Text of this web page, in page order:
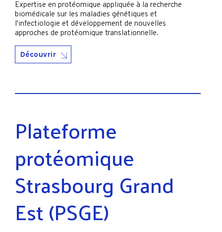
Expertise en protéomique appliquée à la recherche
biomédicale sur les maladies génétiques et
l'infectiologie et développement de nouvelles
approches de protéomique translationnelle.
Découvrir
Plateforme
protéomique
Strasbourg Grand
Est (PSGE)